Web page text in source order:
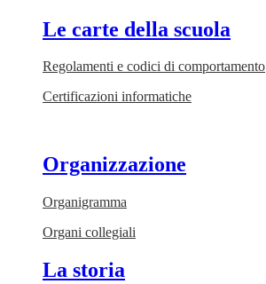
Le carte della scuola
Regolamenti e codici di comportamento
Certificazioni informatiche
Organizzazione
Organigramma
Organi collegiali
La storia